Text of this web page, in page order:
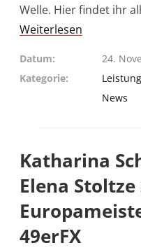
Welle. Hier findet ihr
Weiterlesen
Datum
24.
Kategorie
News
Katharina
Elena
49erFX